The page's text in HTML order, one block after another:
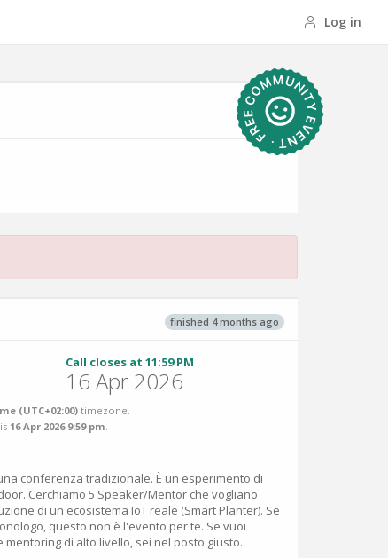
Log in
finished 4 months ago
Call closes at 11:59 PM
16 Apr 2026
(UTC+02:00)timezone.
16 Apr 2026 9:59 pm.
conferenza tradizionale. È un esperimento di
Cerchiamo 5 Speaker/Mentor che vogliano
di un ecosistema IoT reale (Smart Planter). Se
questo non è l'evento per te. Se vuoi
di alto livello, sei nel posto giusto.